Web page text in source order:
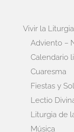
Vivir la Liturgia
Adviento –
Calendario
Cuaresma
Fiestas y
Lectio
Liturgia de
Música